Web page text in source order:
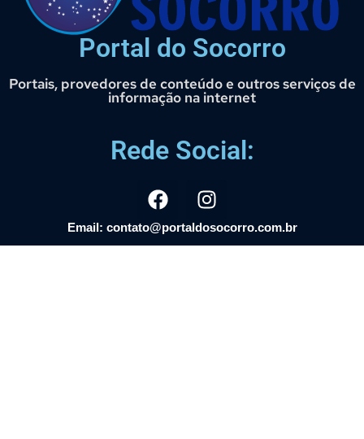
Portal do Socorro
Portais, provedores de conteúdo e outros serviços de
informação na internet
Rede Social:
Email: contato@portaldosocorro.com.br